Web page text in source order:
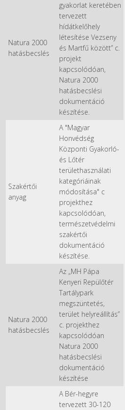
Natura 2000
hatásbecslés
gyakorlat keretében
tervezett
hídátkelőhely
létesítése Vezseny
és Martfű között” c.
projekt
kapcsolódóan,
Natura 2000
hatásbecslési
dokumentáció
készítése.
Szakértői
anyag
A "Magyar
Honvédség
Központi Gyakorló-
és Lőtér
területhasználati
kategóriáinak
módosítása" c
projekthez
kapcsolódóan,
természetvédelmi
szakértői
dokumentáció
készítése.
Natura 2000
hatásbecslés
Az „MH Pápa
Kenyeri Repülőtér
Tartálypark
megszüntetés,
terület helyreállítás”
c. projekthez
kapcsolódóan
Natura 2000
hatásbecslési
dokumentáció
készítése
A Bér-hegyre
tervezett 30-120